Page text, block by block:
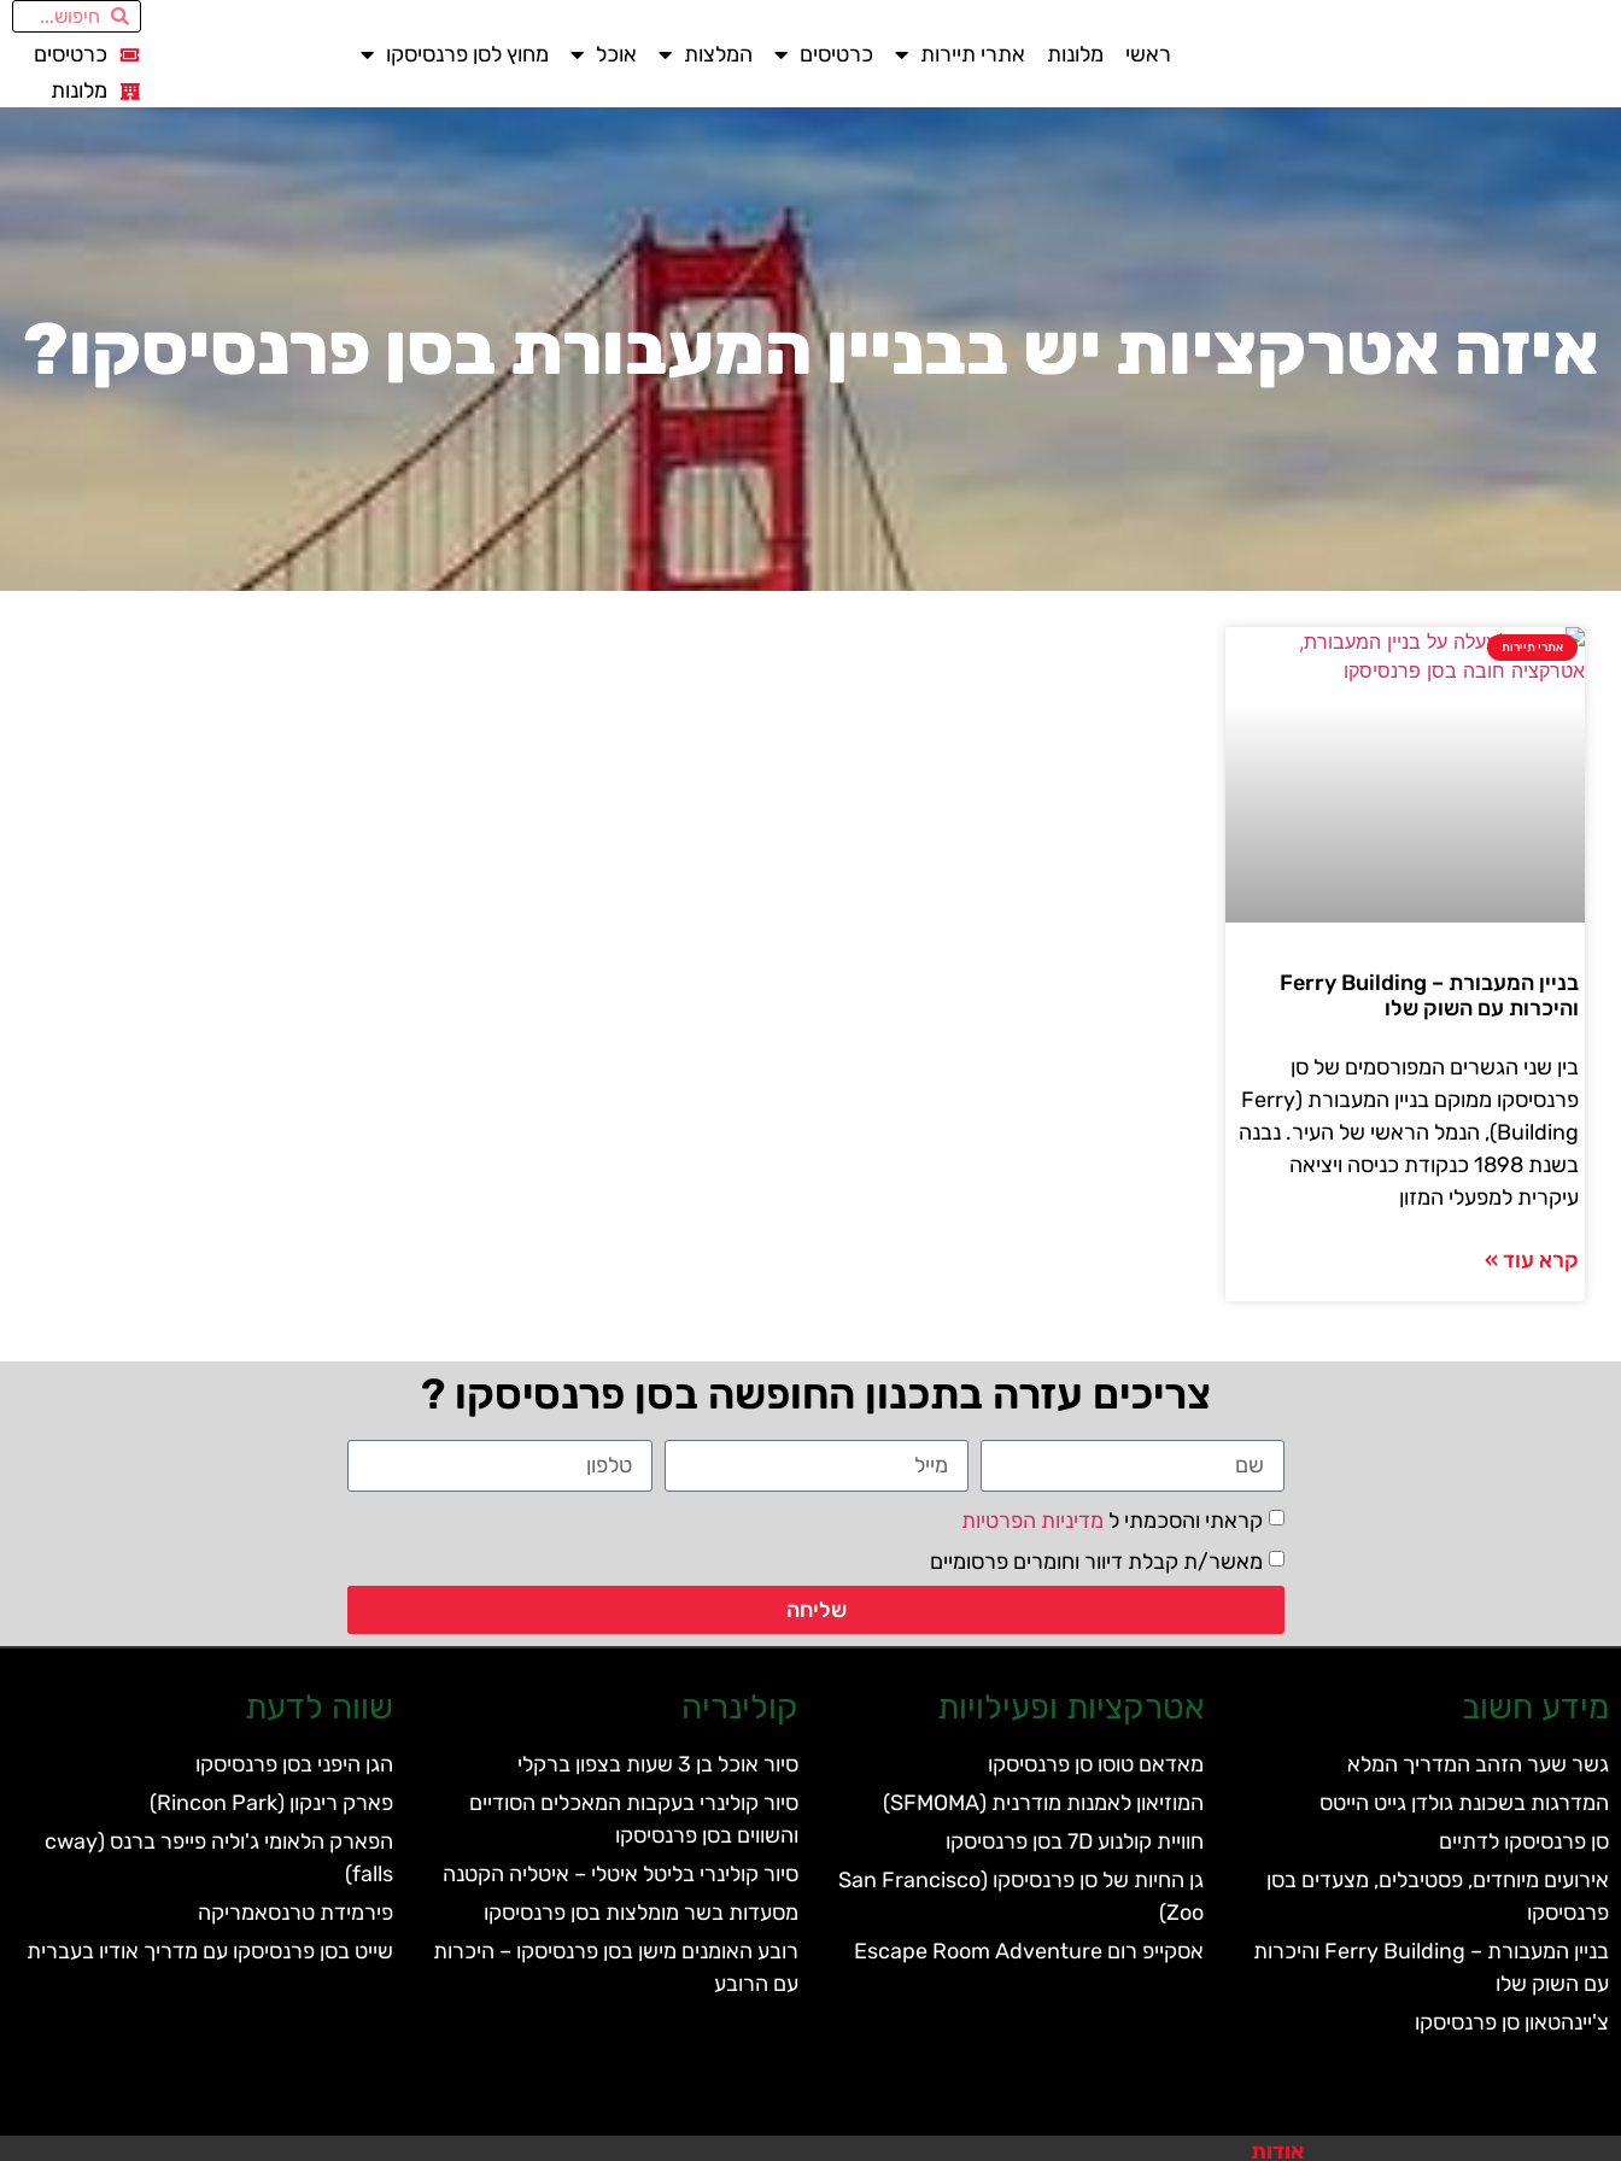
ראשי מלונות אתרי תיירות כרטיסים המלצות אוכל מחוץ לסן פרנסיסקו
כרטיסים
מלונות
איזה אטרקציות יש בבניין המעבורת בסן פרנסיסקו?
אתרי תיירות
בניין המעבורת – Ferry Building
והיכרות עם השוק שלו
בין שני הגשרים המפורסמים של סן
פרנסיסקו ממוקם בניין המעבורת (Ferry
Building), הנמל הראשי של העיר. נבנה
בשנת 1898 כנקודת כניסה ויציאה
עיקרית למפעלי המזון
קרא עוד »
צריכים עזרה בתכנון החופשה בסן פרנסיסקו ?
קראתי והסכמתי ל מדיניות הפרטיות
מאשר/ת קבלת דיוור וחומרים פרסומיים
שליחה
מידע חשוב
גשר שער הזהב המדריך המלא
המדרגות בשכונת גולדן גייט הייטס
סן פרנסיסקו לדתיים
אירועים מיוחדים, פסטיבלים, מצעדים בסן
פרנסיסקו
בניין המעבורת – Ferry Building והיכרות
עם השוק שלו
צ'יינהטאון סן פרנסיסקו
אטרקציות ופעילויות
מאדאם טוסו סן פרנסיסקו
המוזיאון לאמנות מודרנית (SFMOMA)
חוויית קולנוע 7D בסן פרנסיסקו
גן החיות של סן פרנסיסקו (San Francisco
Zoo)
אסקייפ רום Escape Room Adventure
קולינריה
סיור אוכל בן 3 שעות בצפון ברקלי
סיור קולינרי בעקבות המאכלים הסודיים
והשווים בסן פרנסיסקו
סיור קולינרי בליטל איטלי – איטליה הקטנה
מסעדות בשר מומלצות בסן פרנסיסקו
רובע האומנים מישן בסן פרנסיסקו – היכרות
עם הרובע
שווה לדעת
הגן היפני בסן פרנסיסקו
פארק רינקון (Rincon Park)
הפארק הלאומי ג'וליה פייפר ברנס (cway
falls)
פירמידת טרנסאמריקה
שייט בסן פרנסיסקו עם מדריך אודיו בעברית
אודות